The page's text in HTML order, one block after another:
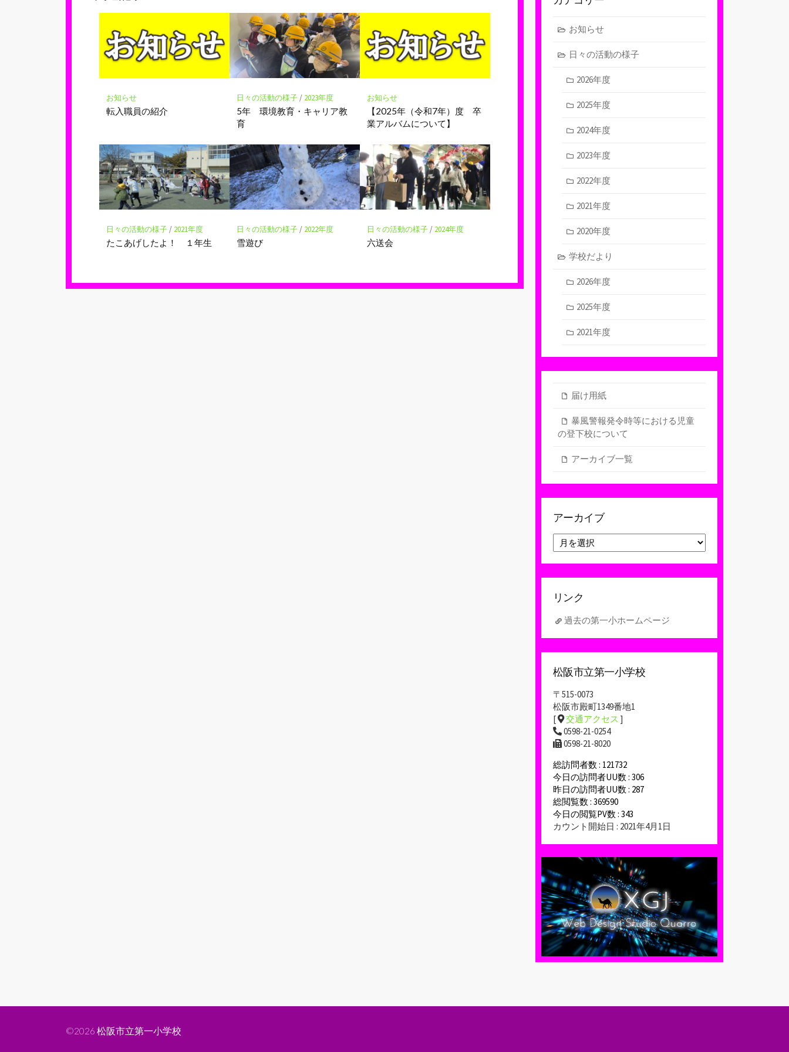
マ
ー
ク
に
保
お知らせ
転入職員の紹介
日々の活動の様子/ 2023年度
5年 環境教育・キャリア教
育
お知らせ
【2025年（令和7年）度 卒
業アルバムについて】
日々の活動の様子/ 2021年度
たこあげしたよ！ １年生
日々の活動の様子/ 2022年度
雪遊び
日々の活動の様子/ 2024年度
六送会
お知らせ
日々の活動の様子
2026年度
2025年度
2024年度
2023年度
2022年度
2021年度
2020年度
学校だより
2026年度
2025年度
2021年度
届け用紙
暴風警報発令時等における児童
の登下校について
アーカイブ一覧
アーカイブ
ー
カ
イ
リンク
過去の第一小ホームページ
松阪市立第一小学校
〒515-0073
松阪市殿町1349番地1
[
交通アクセス ]
0598-21-0254
0598-21-8020
総訪問者数 : 121732
今日の訪問者UU数 : 306
昨日の訪問者UU数 : 287
総閲覧数 : 369590
今日の閲覧PV数 : 343
カウント開始日 : 2021年4月1日
©2026 松阪市立第一小学校